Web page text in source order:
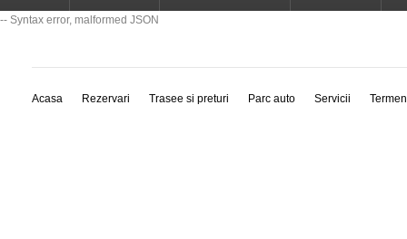
-- Syntax error, malformed JSON
Acasa Rezervari Trasee si preturi Parc auto Servicii